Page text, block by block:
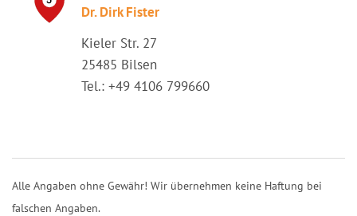
Dr. Dirk Fister
Kieler Str. 27
25485 Bilsen
Tel.: +49 4106 799660
Alle Angaben ohne Gewähr! Wir übernehmen keine Haftung bei
falschen Angaben.